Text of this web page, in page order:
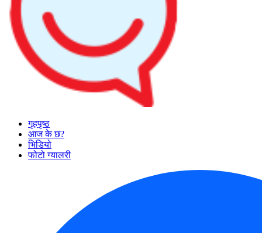
गृहपृष्ठ
आज के छ?
भिडियो
फोटो ग्यालरी